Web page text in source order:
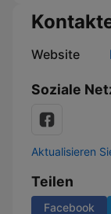
Website
Soziale
Aktualisieren
Teilen
Facebook